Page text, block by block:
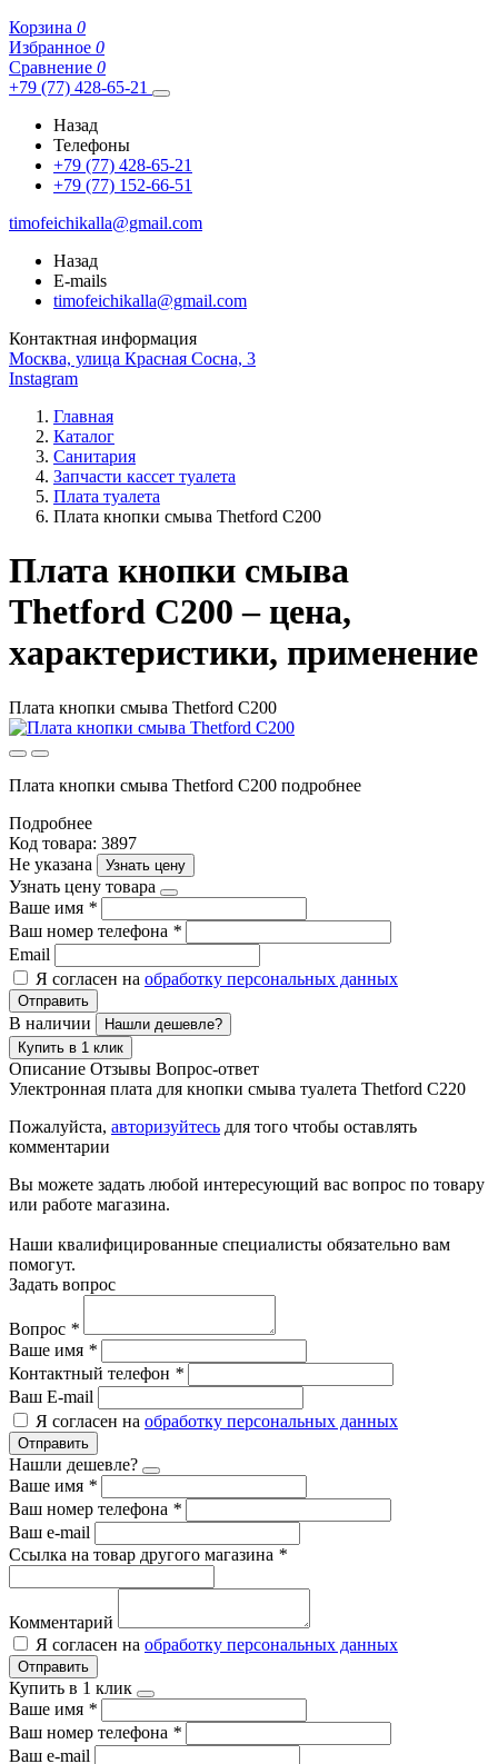
Корзина 0
Избранное 0
Сравнение 0
+79 (77) 428-65-21
Назад
Телефоны
+79 (77) 428-65-21
+79 (77) 152-66-51
timofeichikalla@gmail.com
Назад
E-mails
timofeichikalla@gmail.com
Контактная информация
Москва, улица Красная Сосна, 3
Instagram
Главная
Каталог
Санитария
Запчасти кассет туалета
Плата туалета
Плата кнопки смыва Thetford C200
Плата кнопки смыва
Thetford C200 – цена,
характеристики, применение
Плата кнопки смыва Thetford C200
Плата кнопки смыва Thetford C200 подробнее
Подробнее
Код товара: 3897
Не указана
Узнать цену
Узнать цену товара
Ваше имя *
Ваш номер телефона *
Email
Я согласен на обработку персональных данных
Отправить
В наличии
Нашли дешевле?
Купить в 1 клик
Описание Отзывы Вопрос-ответ
Улектронная плата для кнопки смыва туалета Thetford C220
Пожалуйста, авторизуйтесь для того чтобы оставлять
комментарии
Вы можете задать любой интересующий вас вопрос по товару
или работе магазина.
Наши квалифицированные специалисты обязательно вам
помогут.
Задать вопрос
Вопрос *
Ваше имя *
Контактный телефон *
Ваш E-mail
Я согласен на обработку персональных данных
Отправить
Нашли дешевле?
Ваше имя *
Ваш номер телефона *
Ваш e-mail
Ссылка на товар другого магазина *
Комментарий
Я согласен на обработку персональных данных
Отправить
Купить в 1 клик
Ваше имя *
Ваш номер телефона *
Ваш e-mail